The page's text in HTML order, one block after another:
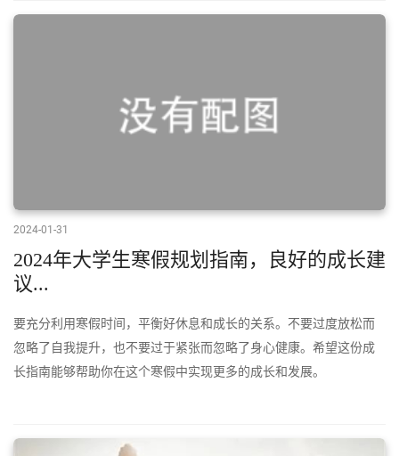
2024-01-31
2024年大学生寒假规划指南，良好的成长建
议...
要充分利用寒假时间，平衡好休息和成长的关系。不要过度放松而
忽略了自我提升，也不要过于紧张而忽略了身心健康。希望这份成
长指南能够帮助你在这个寒假中实现更多的成长和发展。